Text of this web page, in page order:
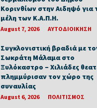
Κορινθίων στην Αιδηψό για
μέλη των Κ.Α.Π.Η.
August 7, 2026 ΑΥΤΟΔΙΟΙΚΗΣΗ
Συγκλονιστική βραδιά με
Σωκράτη Μάλαμα στο
Ξυλόκαστρο – Χιλιάδες
πλημμύρισαν τον χώρο της
συναυλίας
August 6, 2026 ΠΟΛΙΤΙΣΜΟΣ